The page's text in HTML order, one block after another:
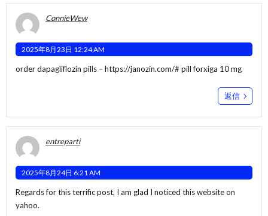
ConnieWew
2025年8月23日 12:24 AM
order dapagliflozin pills –https://janozin.com/# pill forxiga 10 mg
返信
entreparti
2025年8月24日 6:21 AM
Regards for this terrific post, I am glad I noticed this website on
yahoo.